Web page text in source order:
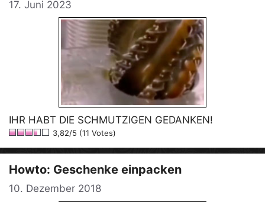
17. Juni 2023
IHR HABT DIE SCHMUTZIGEN GEDANKEN!
3,82/5 (11 Votes)
Howto: Geschenke einpacken
10. Dezember 2018